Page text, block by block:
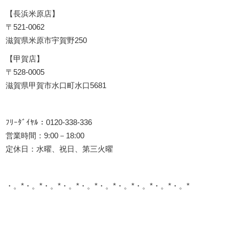
【長浜米原店】
〒521-0062
滋賀県米原市宇賀野250
【甲賀店】
〒528-0005
滋賀県甲賀市水口町水口5681
ﾌﾘｰﾀﾞｲﾔﾙ：0120-338-336
営業時間：9:00－18:00
定休日：水曜、祝日、第三火曜
・。*・。*・。*・。*・。*・。*・。*・。*・。*・。*